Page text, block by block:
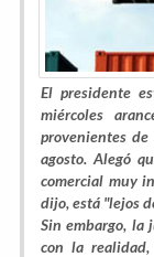
El presidente
miércoles
provenientes
agosto. Alegó
comercial muy
dijo, está "lejos
Sin embargo, la
con la